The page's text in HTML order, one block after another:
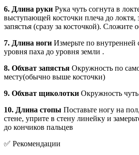
6. Длина руки Рука чуть согнута в
выступающей косточки плеча до локтя,
запястья (сразу за косточкой). Сложите
7. Длина ноги Измерьте по внутренней
уровня паха до уровня земли .
8. Обхват запястья Окружность по
месту(обычно выше косточки)
9. Обхват щиколотки Окружность
10. Длина стопы Поставьте ногу на
стене, уприте в стену линейку и
до кончиков пальцев
✅ Рекомендации